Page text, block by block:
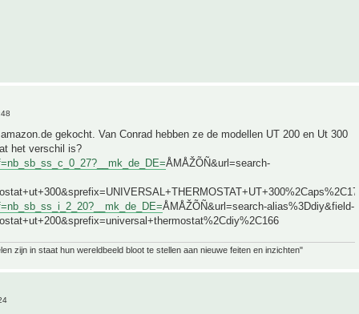
gekocht. Van Conrad hebben ze de modellen UT 200 en Ut 300
het verschil is?
ÅMÅŽÕÑ&url=search-
ÅMÅŽÕÑ&url=search-alias%3Ddiy&field-
zijn in staat hun wereldbeeld bloot te stellen aan nieuwe feiten en inzichten"